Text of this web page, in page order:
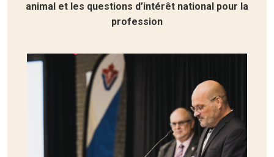
animal et les questions d’intérêt national pour la
profession